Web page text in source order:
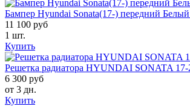
Бампер Hyundai Sonata(17-) передний
11 100 руб
1 шт.
Купить
Решетка радиатора HYUNDAI SONATA 17-
6 300 руб
от 3 дн.
Купить